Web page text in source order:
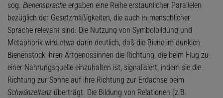
sog. Bienensprache ergaben eine Reihe erstaunlicher Parallelen
bezüglich der Gesetzmäßigkeiten, die auch in menschlicher
Sprache relevant sind. Die Nutzung von Symbolbildung und
Metaphorik wird etwa darin deutlich, daß die Biene im dunklen
Bienenstock ihren Artgenossinnen die Richtung, die beim Flug zu
einer Nahrungsquelle einzuhalten ist, signalisiert, indem sie die
Richtung zur Sonne auf ihre Richtung zur Erdachse beim
Schwänzeltanz überträgt. Die Bildung von Relationen (z.B.